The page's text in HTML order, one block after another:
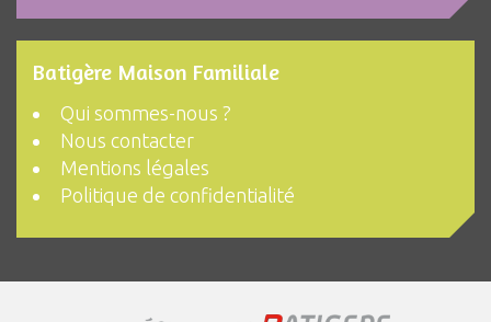
Batigère Maison Familiale
Qui sommes-nous ?
Nous contacter
Mentions légales
Politique de confidentialité